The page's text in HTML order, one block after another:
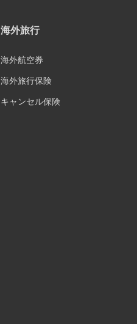
海外旅行
海外航空券
海外旅行保険
キャンセル保険